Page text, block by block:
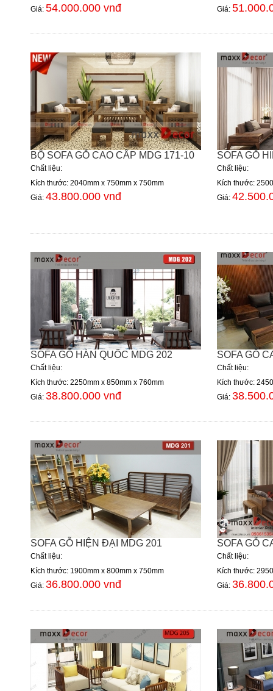
Giá: 54.000.000 vnđ
Giá:
BỘ SOFA GỖ CAO CẤP MDG 171-10
Chất liệu:
Kích thước: 2040mm x 750mm x 750mm
Giá: 43.800.000 vnđ
SOFA GỖ
Chất liệu:
Kích thước:
Giá:
SOFA GỖ HÀN QUỐC MDG 202
Chất liệu:
Kích thước: 2250mm x 850mm x 760mm
Giá: 38.800.000 vnđ
SOFA GỖ
Chất liệu:
Kích thước:
Giá:
SOFA GỖ HIỆN ĐẠI MDG 201
Chất liệu:
Kích thước: 1900mm x 800mm x 750mm
Giá: 36.800.000 vnđ
SOFA GỖ
Chất liệu:
Kích thước:
Giá: